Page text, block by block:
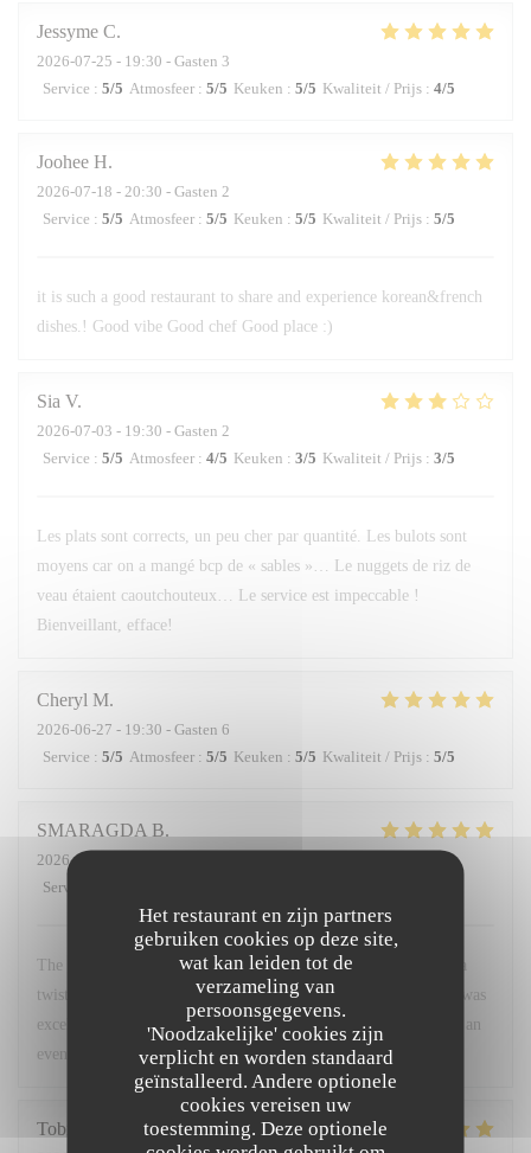
Het restaurant en zijn partners
gebruiken cookies op deze site,
wat kan leiden tot de
verzameling van
persoonsgegevens.
'Noodzakelijke' cookies zijn
verplicht en worden standaard
geïnstalleerd. Andere optionele
cookies vereisen uw
toestemming. Deze optionele
Jessyme C
2026-07-25 - 19:30 - Gasten 3
Service : 5/5 Atmosfeer : 5/5 Keuken : 5/5 Kwaliteit / Prijs : 4/5
Joohee H
2026-07-18 - 20:30 - Gasten 2
Service : 5/5 Atmosfeer : 5/5 Keuken : 5/5 Kwaliteit / Prijs : 5/5
it is such a good restaurant to share and experience korean&french
dishes.! Good vibe Good chef Good place :)
Sia V
2026-07-03 - 19:30 - Gasten 2
Service : 5/5 Atmosfeer : 4/5 Keuken : 3/5 Kwaliteit / Prijs : 3/5
Les plats sont corrects, un peu cher par quantité. Les bulots sont
moyens car on a mangé bcp de « sables »… Le nuggets de riz de
veau étaient caoutchouteux… Le service est impeccable !
Bienveillant, efface!
Cheryl M
2026-06-27 - 19:30 - Gasten 6
Service : 5/5 Atmosfeer : 5/5 Keuken : 5/5 Kwaliteit / Prijs : 5/5
SMARAGDA B
2026-06-20
Service
The food was a very good combination of French cuisine with a
twist. The environment was very friendly and warm. The staff was
excellent. I would recommend it to anyone who wants to spend an
evening like a local.
Tobias